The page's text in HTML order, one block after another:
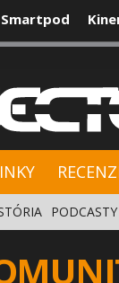
Smartpod
PODCASTY